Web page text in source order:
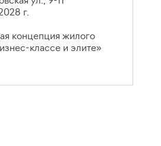
г.
концепция жилого
классе и элите»